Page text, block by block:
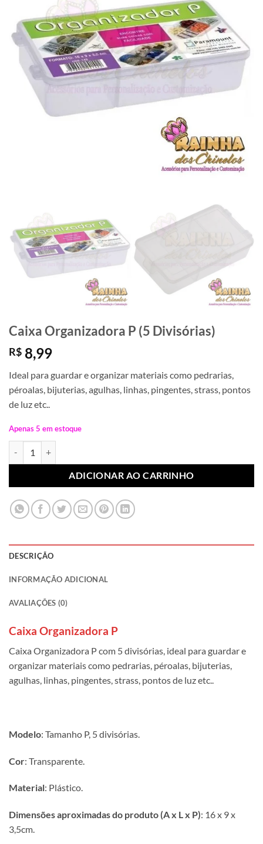
Caixa Organizadora P (5 Divisórias)
R$ 8,99
Ideal para guardar e organizar materiais como pedrarias,
péroalas, bijuterias, agulhas, linhas, pingentes, strass, pontos
de luz etc..
Apenas 5 em estoque
ADICIONAR AO CARRINHO
DESCRIÇÃO
INFORMAÇÃO ADICIONAL
AVALIAÇÕES (0)
Caixa Organizadora P
Caixa Organizadora P com 5 divisórias, ideal para guardar e
organizar materiais como pedrarias, péroalas, bijuterias,
agulhas, linhas, pingentes, strass, pontos de luz etc..
Modelo: Tamanho P, 5 divisórias.
Cor: Transparente.
Material: Plástico.
Dimensões aproximadas do produto (A x L x P): 16 x 9 x
3,5cm.